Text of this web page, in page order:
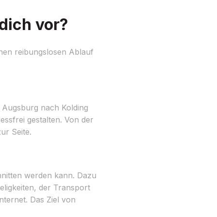
vor?
reibungslosen Ablauf
nach Kolding
gestalten. Von der
Seite.
werden kann. Dazu
der Transport
Das Ziel von